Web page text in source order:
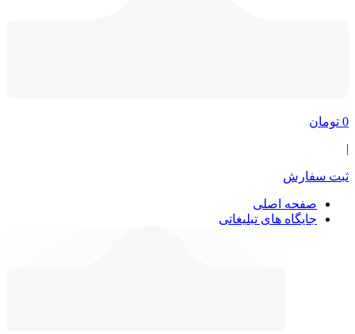
0 تومان
|
ثبت سفارش
صفحه اصلی
جایگاه های تبلیغاتی